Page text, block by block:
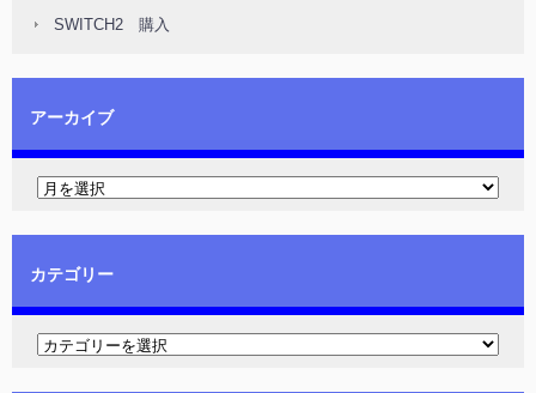
SWITCH2 購入
アーカイブ
カテゴリー